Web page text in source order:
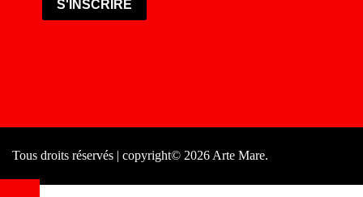
S'INSCRIRE
Tous droits réservés | copyright© 2026 Arte Mare.